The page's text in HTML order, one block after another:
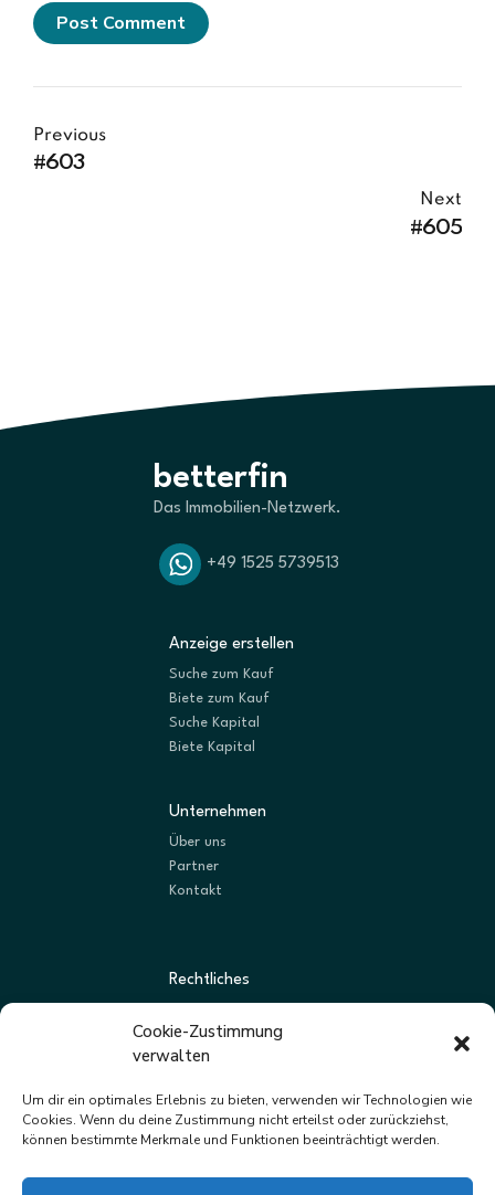
Cookie-Zustimmung
verwalten
Um dir ein optimales Erlebnis zu bieten, verwenden wir Technologien wie
Cookies. Wenn du deine Zustimmung nicht erteilst oder zurückziehst,
können bestimmte Merkmale und Funktionen beeinträchtigt werden.
Post Comment
Previous
#603
Next
#605
betterfin
Das Immobilien-Netzwerk.
+49 1525 5739513
Anzeige erstellen
Suche zum Kauf
Biete zum Kauf
Suche Kapital
Biete Kapital
Unternehmen
Über uns
Partner
Kontakt
Rechtliches
Datenschutz
Impressum
Newsletter